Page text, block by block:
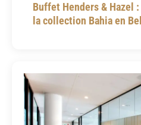
Buffet Henders & Hazel
la collection Bahia en